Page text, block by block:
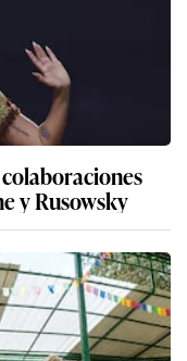
y Rusowsky